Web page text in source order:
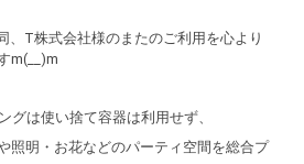
、T株式会社様のまたのご利用を心より
m(__)m
グは使い捨て容器は利用せず、
照明・お花などのパーティ空間を総合プ